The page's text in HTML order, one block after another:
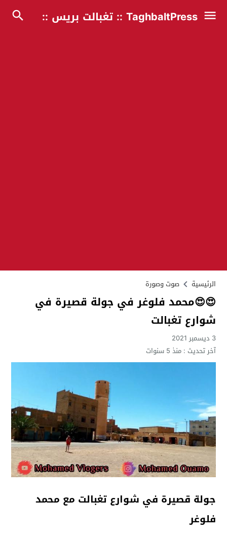
TaghbaltPress :: تغبالت بريس ::
الرئيسية صوت وصورة
😍😍محمد فلوغر في جولة قصيرة في
شوارع تغبالت
3 ديسمبر 2021
آخر تحديث :منذ 5 سنوات
جولة قصيرة في شوارع تغبالت مع محمد
فلوغر